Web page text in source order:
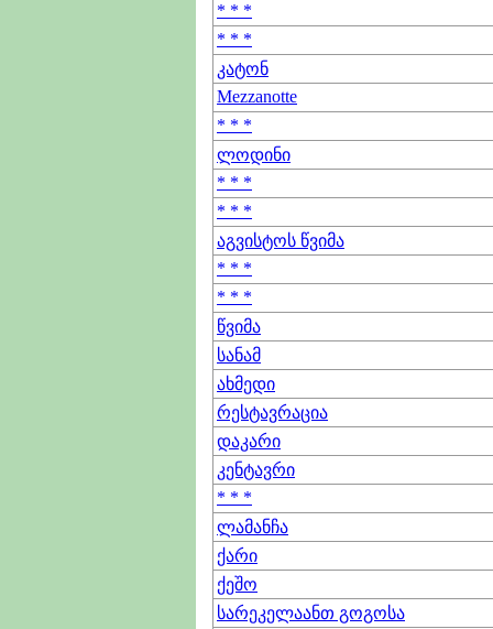
* * *
* * *
კატონ
Mezzanotte
* * *
ლოდინი
* * *
* * *
აგვისტოს წვიმა
* * *
* * *
წვიმა
სანამ
ახმედი
რესტავრაცია
დაკარი
კენტავრი
* * *
ლამანჩა
ქარი
ქეშო
სარეკელაანთ გოგოსა